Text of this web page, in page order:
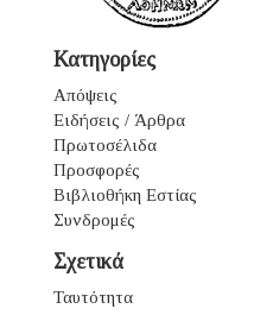
Κατηγορίες
Απόψεις
Ειδήσεις / Άρθρα
Πρωτοσέλιδα
Προσφορές
Βιβλιοθήκη Εστίας
Συνδρομές
Σχετικά
Ταυτότητα